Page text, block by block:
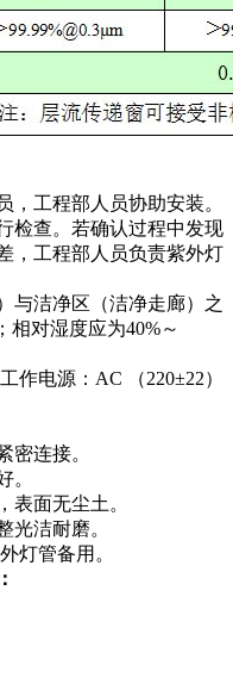
，工程部人员协助安装。
检查。若确认过程中发现
，工程部人员负责紫外灯
与洁净区（洁净走廊）之
对湿度应为40%～
作电源：AC （220±22）
密连接。
。
表面无尘土。
光洁耐磨。
灯管备用。